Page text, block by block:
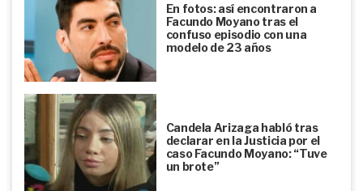
En fotos: así encontraron a
Facundo Moyano tras el
confuso episodio con una
modelo de 23 años
Candela Arizaga habló tras
declarar en la Justicia por el
caso Facundo Moyano: “Tuve
un brote”